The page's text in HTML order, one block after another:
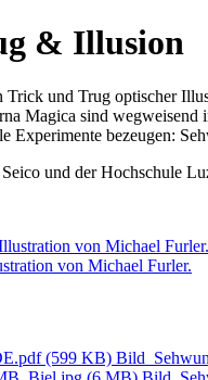
& Illusion
Trick und Trug optischer
Magica sind
Experimente bezeugen:
und der Hochschule
von Michael Furler.
(599 KB)